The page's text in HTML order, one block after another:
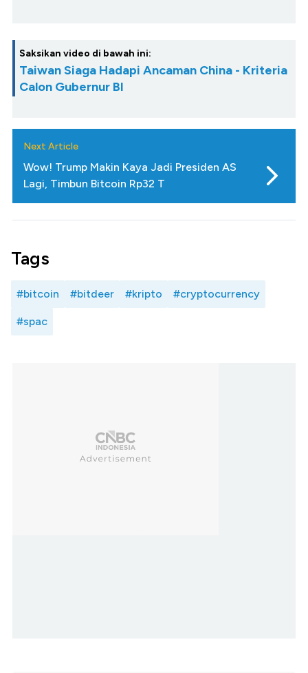
Saksikan video di bawah ini:
Taiwan Siaga Hadapi Ancaman China - Kriteria
Calon Gubernur BI
Next Article
Wow! Trump Makin Kaya Jadi Presiden AS
Lagi, Timbun Bitcoin Rp32 T
Tags
#bitcoin #bitdeer #kripto #cryptocurrency
#spac